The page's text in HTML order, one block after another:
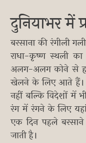
दुनियाभर में
बरसाना की रंगीली
राधा-कृष्ण स्थली
अलग-अलग कोने से
खेलने के लिए आते हैं।
नहीं बल्कि विदेशों में
रंग में रंगने के लिए
एक दिन पहले बरसाने
जाती है।